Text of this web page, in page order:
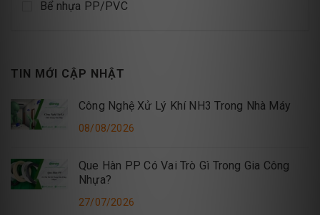
Bể nhựa PP/PVC
TIN MỚI CẬP NHẬT
Công Nghệ Xử Lý Khí NH3 Trong Nhà Máy
08/08/2026
Que Hàn PP Có Vai Trò Gì Trong Gia Công
Nhựa?
27/07/2026